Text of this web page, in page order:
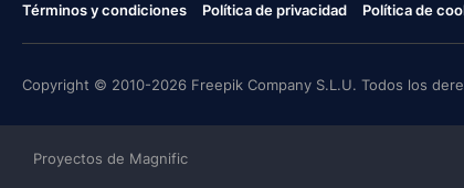
Términos y condiciones Política de privacidad Política de
Copyright © 2010-2026 Freepik Company S.L.U. Todos los
Proyectos de Magnific